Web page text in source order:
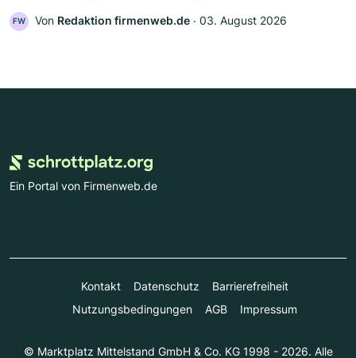
FW Von Redaktion firmenweb.de ‧ 03. August 2026
Ein Portal von Firmenweb.de
Kontakt Datenschutz
Barrierefreiheit
Nutzungsbedingungen
AGB Impressum
© Marktplatz Mittelstand GmbH & Co. KG 1998 - 2026. Alle